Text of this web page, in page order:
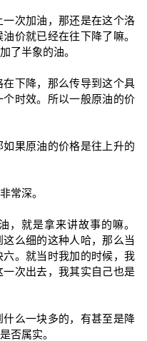
次加油，那还是在这个洛
价就已经在往下降了嘛。
了半象的油。
下降，那么传导到这个具
时效。所以一般原油的价
果原油的价格是往上升的
常深。
，就是拿来讲故事的嘛。
么细的这种人哈，那么当
。就当时我加的时候，我
次出去，我其实自己也是
么一块多的，有甚至是降
否属实。